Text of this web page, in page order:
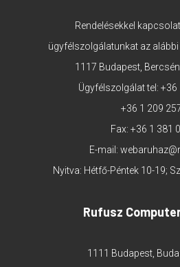
Rendelésekkel
ügyfélszolgálatunkat az
1117 Budapest,
Ügyfélszolgálat tel: +36
+36 1 209
Fax: +36 1 381
E-mail:
Nyitva: Hétfő-Péntek 10-19;
Rufusz
1111 Budapest,